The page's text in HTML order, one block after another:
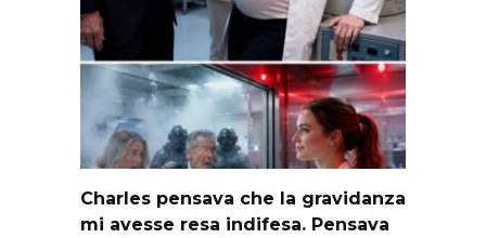
Charles pensava che la gravidanza
mi avesse resa indifesa. Pensava